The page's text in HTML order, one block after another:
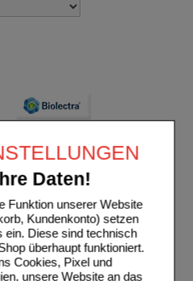
Daten!
Funktion unserer Website
Kundenkonto) setzen
ein. Diese sind technisch
überhaupt funktioniert.
Cookies, Pixel und
unsere Website an das